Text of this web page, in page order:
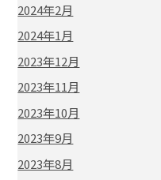
2024年2月
2024年1月
2023年12月
2023年11月
2023年10月
2023年9月
2023年8月